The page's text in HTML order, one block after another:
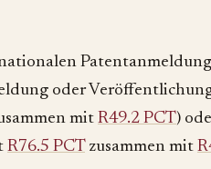
oder
mit R49.2 PCT)
R76.5 PCTzusammen mit